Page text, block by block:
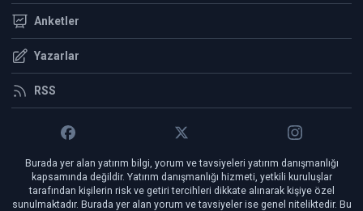
Anketler
Yazarlar
RSS
Burada yer alan yatırım bilgi, yorum ve tavsiyeleri yatırım danışmanlığı
kapsamında değildir. Yatırım danışmanlığı hizmeti, yetkili kuruluşlar
tarafından kişilerin risk ve getiri tercihleri dikkate alınarak kişiye özel
sunulmaktadır. Burada yer alan yorum ve tavsiyeler ise genel niteliktedir. Bu